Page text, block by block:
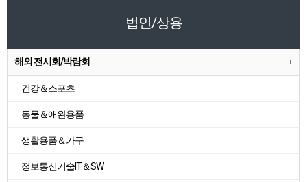
법인/상용
해외 전시회/박람회
건강＆스포츠
동물＆애완용품
생활용품＆가구
정보통신기술IT＆SW